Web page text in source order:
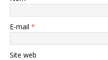
E-mail *
Site web